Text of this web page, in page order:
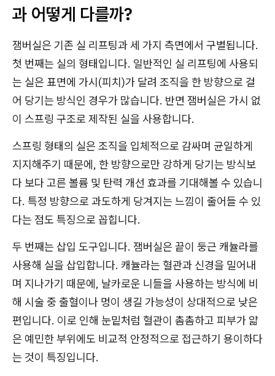
과 어떻게 다를까?
잼버실은 기존 실 리프팅과 세 가지 측면에서 구별됩니다.
첫 번째는 실의 형태입니다. 일반적인 실 리프팅에 사용되
는 실은 표면에 가시(피치)가 달려 조직을 한 방향으로 걸
어 당기는 방식인 경우가 많습니다. 반면 잼버실은 가시 없
이 스프링 구조로 제작된 실을 사용합니다.
스프링 형태의 실은 조직을 입체적으로 감싸며 균일하게
지지해주기 때문에, 한 방향으로만 강하게 당기는 방식보
다 보다 고른 볼륨 및 탄력 개선 효과를 기대해볼 수 있습니
다. 특정 방향으로 과도하게 당겨지는 느낌이 줄어들 수 있
다는 점도 특징으로 꼽힙니다.
두 번째는 삽입 도구입니다. 잼버실은 끝이 둥근 캐뉼라를
사용해 실을 삽입합니다. 캐뉼라는 혈관과 신경을 밀어내
며 지나가기 때문에, 날카로운 니들을 사용하는 방식에 비
해 시술 중 출혈이나 멍이 생길 가능성이 상대적으로 낮은
편입니다. 이로 인해 눈밑처럼 혈관이 촘촘하고 피부가 얇
은 예민한 부위에도 비교적 안정적으로 접근하기 용이하다
는 것이 특징입니다.